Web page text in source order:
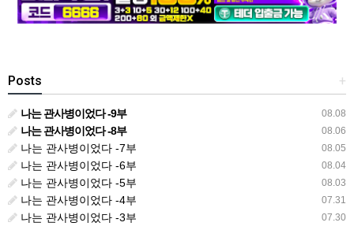
+
Posts
08.08
나는 관사병이었다 -9부
08.06
나는 관사병이었다 -8부
08.05
나는 관사병이었다 -7부
08.04
나는 관사병이었다 -6부
08.03
나는 관사병이었다 -5부
07.31
나는 관사병이었다 -4부
07.30
나는 관사병이었다 -3부